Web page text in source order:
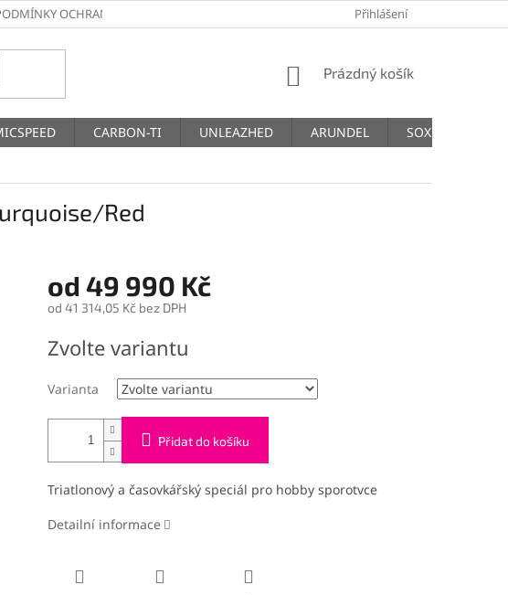
OCHRANY OSOBNÍCH ÚDAJŮ Přihlášení
NÁKUPNÍ
Prázdný košík
CARBON-TI UNLEAZHED ARUNDEL SOX
Red
od 49 990 Kč
od 41 314,05 Kčbez DPH
cena:
Zvolte variantu
Varianta
Přidat do košíku
Triatlonový a časovkářský speciál pro hobby sporotvce
Detailní informace